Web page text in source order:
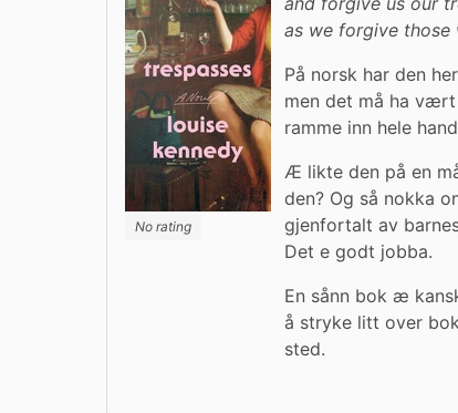
No rating
as we forgive those
På norsk har den
men det må ha
ramme inn hele
Æ likte den på en
den? Og så nokka
gjenfortalt av
Det e godt jobba.
En sånn bok æ
å stryke litt over
sted.